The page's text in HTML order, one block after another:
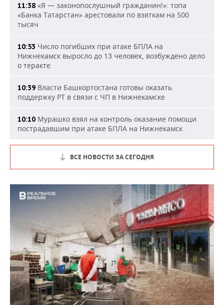
11:38 «Я — законопослушный гражданин!»: топа
«Банка Татарстан» арестовали по взяткам на 500
тысяч
10:53 Число погибших при атаке БПЛА на
Нижнекамск выросло до 13 человек, возбуждено дело
о теракте
10:39 Власти Башкортостана готовы оказать
поддержку РТ в связи с ЧП в Нижнекамске
10:10 Мурашко взял на контроль оказание помощи
пострадавшим при атаке БПЛА на Нижнекамск
ВСЕ НОВОСТИ ЗА СЕГОДНЯ